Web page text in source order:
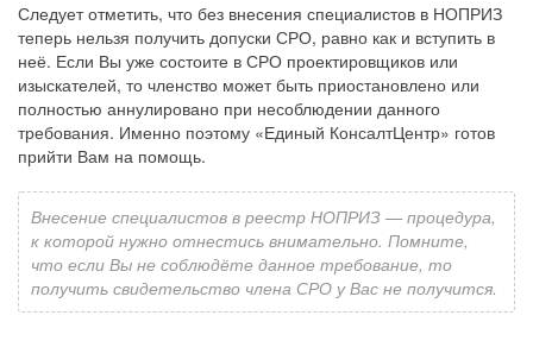
Следует отметить, что без внесения специалистов в НОПРИЗ
теперь нельзя получить допуски СРО, равно как и вступить в
неё. Если Вы уже состоите в СРО проектировщиков или
изыскателей, то членство может быть приостановлено или
полностью аннулировано при несоблюдении данного
требования. Именно поэтому «Единый КонсалтЦентр» готов
прийти Вам на помощь.
Внесение специалистов в реестр НОПРИЗ — процедура,
к которой нужно отнестись внимательно. Помните,
что если Вы не соблюдёте данное требование, то
получить свидетельство члена СРО у Вас не получится.